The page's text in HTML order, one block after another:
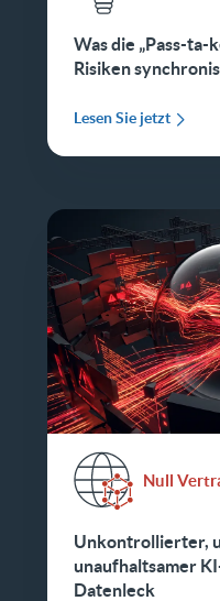
Was die „Pass-
Risiken
Lesen Sie jetzt
Null
Unkontrollierter,
unaufhaltsamer
Datenleck